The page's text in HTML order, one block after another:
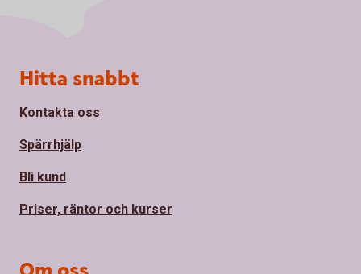
Sidfot
Hitta snabbt
Kontakta oss
Spärrhjälp
Bli kund
Priser, räntor och kurser